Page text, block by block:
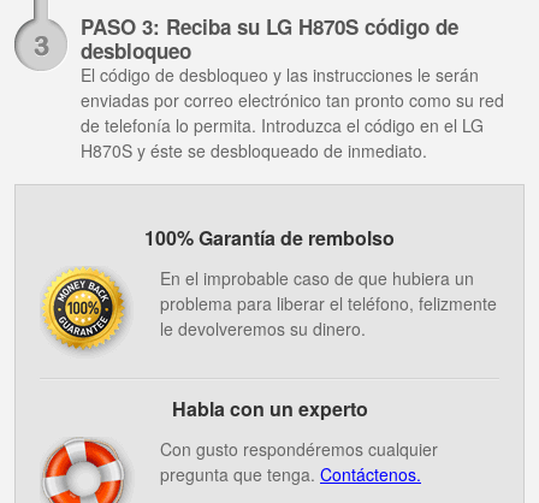
PASO 3: Reciba su LG H870S código de
desbloqueo
El código de desbloqueo y las instrucciones le serán
enviadas por correo electrónico tan pronto como su red
de telefonía lo permita. Introduzca el código en el LG
H870S y éste se desbloqueado de inmediato.
100% Garantía de rembolso
En el improbable caso de que hubiera un
problema para liberar el teléfono, felizmente
le devolveremos su dinero.
Habla con un experto
Con gusto respondéremos cualquier
pregunta que tenga. Contáctenos.